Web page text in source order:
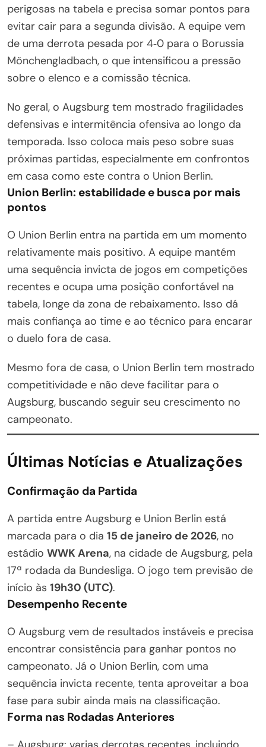
perigosas na tabela e precisa somar pontos para
evitar cair para a segunda divisão. A equipe vem
de uma derrota pesada por 4‑0 para o Borussia
Mönchengladbach, o que intensificou a pressão
sobre o elenco e a comissão técnica.
No geral, o Augsburg tem mostrado fragilidades
defensivas e intermitência ofensiva ao longo da
temporada. Isso coloca mais peso sobre suas
próximas partidas, especialmente em confrontos
em casa como este contra o Union Berlin.
Union Berlin: estabilidade e busca por mais
pontos
O Union Berlin entra na partida em um momento
relativamente mais positivo. A equipe mantém
uma sequência invicta de jogos em competições
recentes e ocupa uma posição confortável na
tabela, longe da zona de rebaixamento. Isso dá
mais confiança ao time e ao técnico para encarar
o duelo fora de casa.
Mesmo fora de casa, o Union Berlin tem mostrado
competitividade e não deve facilitar para o
Augsburg, buscando seguir seu crescimento no
campeonato.
Últimas Notícias e Atualizações
Confirmação da Partida
A partida entre Augsburg e Union Berlin está
marcada para o dia 15 de janeiro de 2026, no
estádio WWK Arena, na cidade de Augsburg, pela
17ª rodada da Bundesliga. O jogo tem previsão de
início às 19h30 (UTC).
Desempenho Recente
O Augsburg vem de resultados instáveis e precisa
encontrar consistência para ganhar pontos no
campeonato. Já o Union Berlin, com uma
sequência invicta recente, tenta aproveitar a boa
fase para subir ainda mais na classificação.
Forma nas Rodadas Anteriores